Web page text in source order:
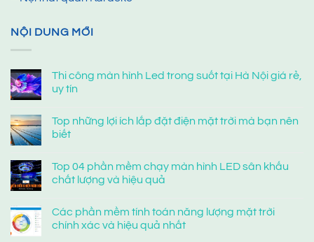
NỘI DUNG MỚI
Thi công màn hình Led trong suốt tại Hà Nội giá rẻ,
uy tín
Top những lợi ích lắp đặt điện mặt trời mà bạn nên
biết
Top 04 phần mềm chạy màn hình LED sân khấu
chất lượng và hiệu quả
Các phần mềm tính toán năng lượng mặt trời
chính xác và hiệu quả nhất